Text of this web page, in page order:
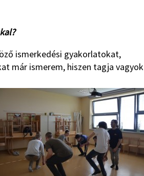
ismerkedési gyakorlatokat,
már ismerem, hiszen tagja vagyok